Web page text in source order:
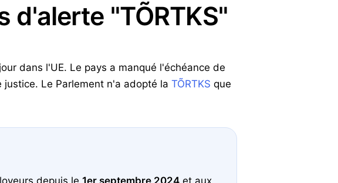
d'alerte "TÕRTKS"
dans l'UE. Le pays a manqué l'échéance de
Le Parlement n'a adopté la TÕRTKS que
depuis le 1er septembre 2024 et aux